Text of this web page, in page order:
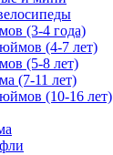
(3-4 года)
(4-7 лет)
(5-8 лет)
(7-11 лет)
(10-16 лет)